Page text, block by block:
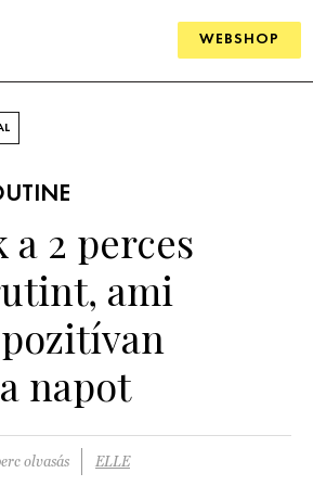
WEBSHOP
2 perces
ami
napot
olvasás ELLE